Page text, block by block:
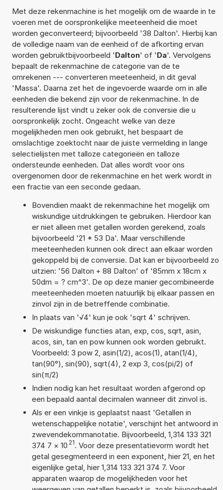
Met deze rekenmachine is het mogelijk om de waarde in te
voeren met de oorspronkelijke meeteenheid die moet
worden geconverteerd; bijvoorbeeld '38 Dalton'. Hierbij kan
de volledige naam van de eenheid of de afkorting ervan
worden gebruiktbijvoorbeeld 'Dalton' of 'Da'. Vervolgens
bepaalt de rekenmachine de categorie van de te
omrekenen --- converteren meeteenheid, in dit geval
'Massa'. Daarna zet het de ingevoerde waarde om in alle
eenheden die bekend zijn voor de rekenmachine. In de
resulterende lijst vindt u zeker ook de conversie die u
oorspronkelijk zocht. Ongeacht welke van deze
mogelijkheden men ook gebruikt, het bespaart de
omslachtige zoektocht naar de juiste vermelding in lange
selectielijsten met talloze categorieën en talloze
ondersteunde eenheden. Dat alles wordt voor ons
overgenomen door de rekenmachine en het werk wordt in
een fractie van een seconde gedaan.
Bovendien maakt de rekenmachine het mogelijk om
wiskundige uitdrukkingen te gebruiken. Hierdoor kan
er niet alleen met getallen worden gerekend, zoals
bijvoorbeeld '21 * 53 Da'. Maar verschillende
meeteenheden kunnen ook direct aan elkaar worden
gekoppeld bij de conversie. Dat kan er bijvoorbeeld zo
uitzien: '56 Dalton + 88 Dalton' of '85mm x 18cm x
50dm = ? cm^3'. De op deze manier gecombineerde
meeteenheden moeten natuurlijk bij elkaar passen en
zinvol zijn in de betreffende combinatie.
In plaats van '√4' kun je ook 'sqrt 4' schrijven.
De wiskundige functies atan, exp, cos, sqrt, asin,
acos, sin, tan en pow kunnen ook worden gebruikt.
Voorbeeld: 3 pow 2, asin(1/2), acos(1), atan(1/4),
tan(90°), sin(90), sqrt(4), 2 exp 3, cos(pi/2) of
sin(π/2)
Indien nodig kan het resultaat worden afgerond op
een bepaald aantal decimalen wanneer dit zinvol is.
Als er een vinkje is geplaatst naast 'Getallen in
wetenschappelijke notatie', verschijnt het antwoord in
zwevendekommanotatie. Bijvoorbeeld, 1,314 133 321
374 7 × 10 21. Voor deze presentatievorm wordt het
getal gesegmenteerd in een exponent, hier 21, en het
eigenlijke getal, hier 1,314 133 321 374 7. Voor
apparaten waarop de mogelijkheden voor het